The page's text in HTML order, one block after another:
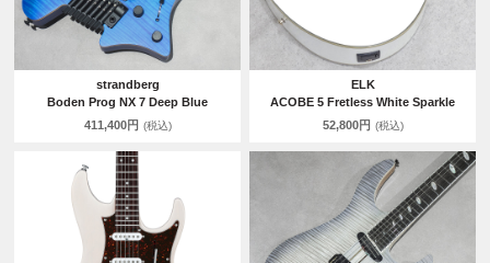
strandberg
Boden Prog NX 7 Deep Blue
411,400円 (税込)
ELK
ACOBE 5 Fretless White Sparkle
52,800円 (税込)